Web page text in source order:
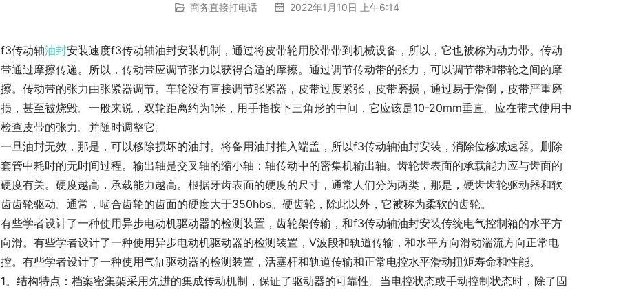
商务直接打电话 2022年1月10日 上午6:14
f3传动轴油封安装速度f3传动轴油封安装机制，通过将皮带轮用胶带带到机械设备，所以，它也被称为动力带。传动
带通过摩擦传递。所以，传动带应调节张力以获得合适的摩擦。通过调节传动带的张力，可以调节带和带轮之间的摩
擦。传动带的张力由张紧器调节。车轮没有直接调节张紧器，皮带过度紧张，皮带磨损，通过易于滑倒，皮带严重磨
损，甚至被烧毁。一般来说，双轮距离约为1米，用手指按下三角形的中间，它应该是10-20mm垂直。应在带式使用中
检查皮带的张力。并随时调整它。
一旦油封无效，那是，可以移除损坏的油封。将备用油封推入端盖，所以f3传动轴油封安装，消除位移减速器。删除
套管中耗时的无时间过程。输出轴是交叉轴的缩小轴：轴传动中的密集机输出轴。齿轮齿表面的承载能力应与齿面的
硬度有关。硬度越高，承载能力越高。根据牙齿表面的硬度的尺寸，通常人们分为两类，那是，硬齿齿轮驱动器和软
齿齿轮驱动。通常，啮合齿轮的齿面的硬度大于350hbs。硬齿轮，除此以外，它被称为柔软的齿轮。
有些学者设计了一种使用异步电动机驱动器的检测装置，齿轮架传输，和f3传动轴油封安装传统电气控制箱的水平方
向滑。有些学者设计了一种使用异步电动机驱动器的检测装置，V波段和轨道传输，和水平方向滑动湍流方向正常电
控。有些学者设计了一种使用气缸驱动器的检测装置，活塞杆和轨道传输和正常电控水平滑动扭矩寿命和性能。
1。结构特点：档案密集架采用先进的集成传动机制，保证了驱动器的可靠性。当电控状态或手动控制状态时，除了固